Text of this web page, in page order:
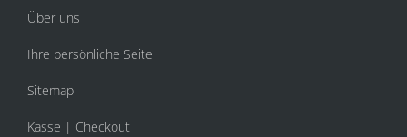
Über uns
Ihre persönliche Seite
Sitemap
Kasse | Checkout